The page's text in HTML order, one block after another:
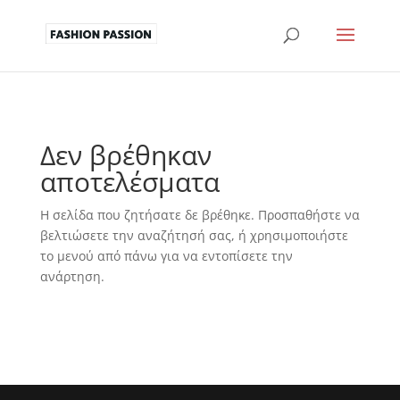
Δεν βρέθηκαν
αποτελέσματα
Η σελίδα που ζητήσατε δε βρέθηκε. Προσπαθήστε να
βελτιώσετε την αναζήτησή σας, ή χρησιμοποιήστε
το μενού από πάνω για να εντοπίσετε την
ανάρτηση.